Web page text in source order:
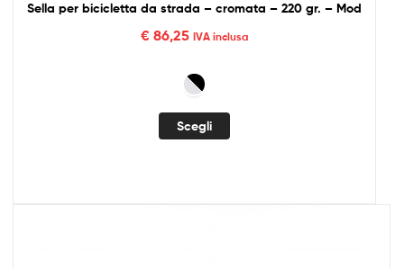
Sella per bicicletta da strada – cromata – 220 gr. – Mod
€86,25 IVA inclusa
Scegli